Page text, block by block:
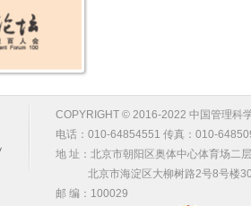
COPYRIGHT © 2016-2022 中国管理科
电话：010-64854551 传真：010-
地 址：北京市朝阳区奥体中心体育场二
北京市海淀区大柳树路2号8号楼
邮 编：100029